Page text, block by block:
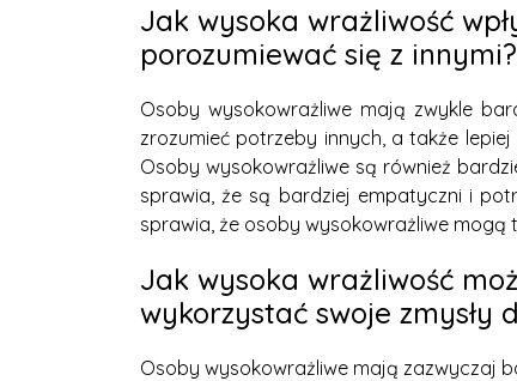
Jak wysoka wrażliwość
porozumiewać się z innymi?
Osoby wysokowrażliwe mają zwykle
zrozumieć potrzeby innych, a także
Osoby wysokowrażliwe są również
sprawia, że są bardziej empatyczni i
sprawia, że osoby wysokowrażliwe mogą
Jak wysoka wrażliwość
wykorzystać swoje zmysły
Osoby wysokowrażliwe mają zazwyczaj